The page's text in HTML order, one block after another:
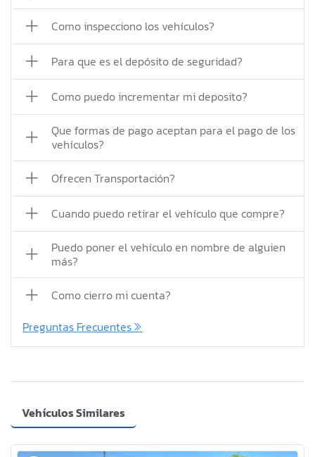
Como inspecciono los vehículos?
Para que es el depósito de seguridad?
Como puedo incrementar mi deposito?
Que formas de pago aceptan para el pago de los
vehículos?
Ofrecen Transportación?
Cuando puedo retirar el vehículo que compre?
Puedo poner el vehículo en nombre de alguien
más?
Como cierro mi cuenta?
Preguntas Frecuentes
Vehículos Similares